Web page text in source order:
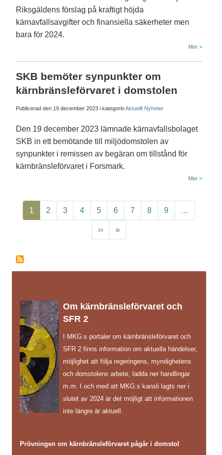
Riksgäldens förslag på kraftigt höjda
kärnavfallsavgifter och finansiella säkerheter men
bara för 2024.
Mer >
SKB bemöter synpunkter om
kärnbränsleförvaret i domstolen
Publicerad den 19 december 2023 i kategorinAktuellt Nyheter
Den 19 december 2023 lämnade kärnavfallsbolaget
SKB in ett bemötande till miljödomstolen av
synpunkter i remissen av begäran om tillstånd för
kärnbränsleförvaret i Forsmark.
Mer >
Paginering
Nuvarande sida
1 Page
2 Page
3 Page
4 Page
5 Page
6 Page
7 Page
8 Page
9 …
Nästa sida
›› Sista sidan
»
Om kärnbränsleförvaret och
SFR 2
I MKG:s portaler om kärnbränsleförvaret och
SFR 2 finns information om aktuella händelser,
möjlighet att följa regeringens, myndighetens
och domstolens arbete, ladda ner handlingar
m.m. I och med att MKG:s kansli lagts ner i
slutet av 2024 är det möjligt att informationen
inte längre är aktuell.
Prövningen om kärnbränsleförvaret pågår i domstol